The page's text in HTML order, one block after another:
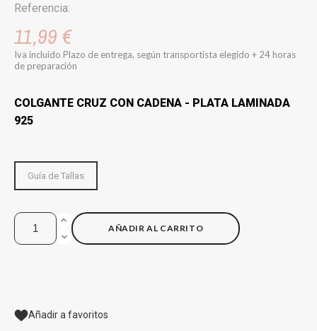
Referencia:
11,99 €
Iva incluido Plazo de entrega, según transportista elegido + 24 horas
de preparación
COLGANTE CRUZ CON CADENA - PLATA LAMINADA
925
Guía de Tallas
AÑADIR AL CARRITO
Añadir a favoritos